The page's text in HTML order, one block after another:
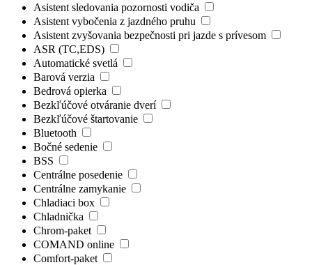
Asistent sledovania pozornosti vodiča
Asistent vybočenia z jazdného pruhu
Asistent zvyšovania bezpečnosti pri jazde s prívesom
ASR (TC,EDS)
Automatické svetlá
Barová verzia
Bedrová opierka
Bezkľúčové otváranie dverí
Bezkľúčové štartovanie
Bluetooth
Bočné sedenie
BSS
Centrálne posedenie
Centrálne zamykanie
Chladiaci box
Chladnička
Chrom-paket
COMAND online
Comfort-paket